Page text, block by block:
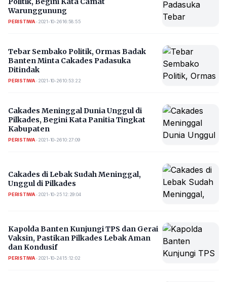
Warunggunung
PERISTIWA• 2021-10-26 16:58:55
Tebar Sembako Politik, Ormas Badak
Banten Minta Cakades Padasuka
Ditindak
PERISTIWA• 2021-10-26 10:53:22
Cakades Meninggal Dunia Unggul di
Pilkades, Begini Kata Panitia Tingkat
Kabupaten
PERISTIWA• 2021-10-26 10:27:09
Cakades di Lebak Sudah Meninggal,
Unggul di Pilkades
PERISTIWA• 2021-10-25 12:29:04
Kapolda Banten Kunjungi TPS dan Gerai
Vaksin, Pastikan Pilkades Lebak Aman
dan Kondusif
PERISTIWA• 2021-10-24 15:12:02